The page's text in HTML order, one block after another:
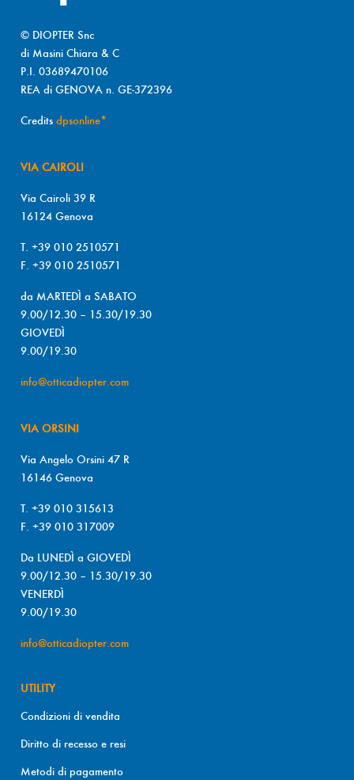
© DIOPTER Snc
di Masini Chiara & C
P.I. 03689470106
REA di GENOVA n. GE-372396
Credits dpsonline*
VIA CAIROLI
Via Cairoli 39 R
16124 Genova
T. +39 010 2510571
F. +39 010 2510571
da MARTEDÌ a SABATO
9.00/12.30 – 15.30/19.30
GIOVEDÌ
9.00/19.30
info@otticadiopter.com
VIA ORSINI
Via Angelo Orsini 47 R
16146 Genova
T. +39 010 315613
F. +39 010 317009
Da LUNEDÌ a GIOVEDÌ
9.00/12.30 – 15.30/19.30
VENERDÌ
9.00/19.30
info@otticadiopter.com
UTILITY
Condizioni di vendita
Diritto di recesso e resi
Metodi di pagamento